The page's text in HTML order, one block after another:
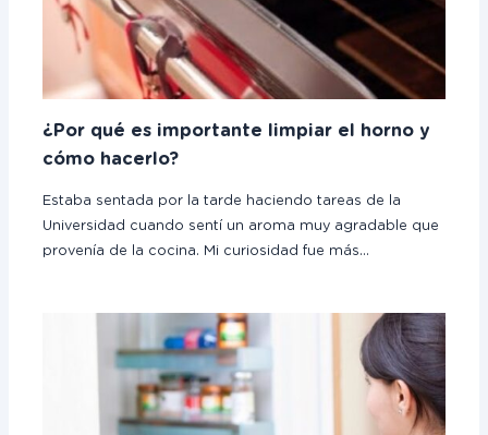
¿Por qué es importante limpiar el horno y
cómo hacerlo?
Estaba sentada por la tarde haciendo tareas de la
Universidad cuando sentí un aroma muy agradable que
provenía de la cocina. Mi curiosidad fue más…